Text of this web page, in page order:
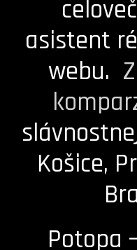
asistent
webu.
Košice,
Potopa